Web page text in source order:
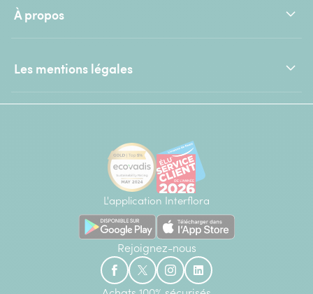
À propos
Les mentions légales
L'application Interflora
Rejoignez-nous